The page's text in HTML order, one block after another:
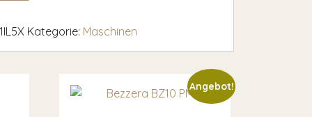
Kategorie: Maschinen
Angebot!